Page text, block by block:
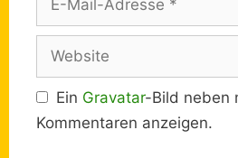
Mail-
Adresse
Ein Gravatar-Bild neben
Kommentaren anzeigen.